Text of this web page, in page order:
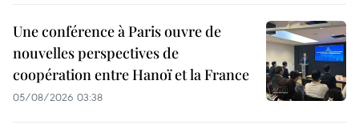
Une conférence à Paris ouvre de
nouvelles perspectives de
coopération entre Hanoï et la France
05/08/2026 03:38